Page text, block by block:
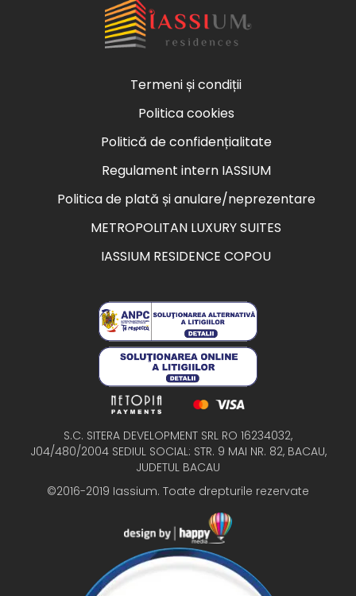
Termeni și condiții
Politica cookies
Politică de confidențialitate
Regulament intern IASSIUM
Politica de plată și anulare/neprezentare
METROPOLITAN LUXURY SUITES
IASSIUM RESIDENCE COPOU
S.C. SITERA DEVELOPMENT SRL RO 16234032,
J04/480/2004 SEDIUL SOCIAL: STR. 9 MAI NR. 82, BACAU,
JUDETUL BACAU
©2016-2019 Iassium. Toate drepturile rezervate